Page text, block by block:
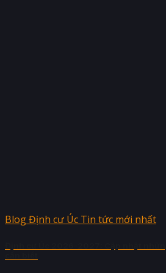
Blog Định cư Úc Tin tức mới nhất